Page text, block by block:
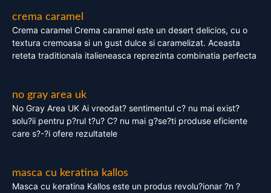
crema caramel
Crema caramel Crema caramel este un desert delicios, cu o
textura cremoasa si un gust dulce si caramelizat. Aceasta
reteta traditionala italieneasca reprezinta combinatia perfecta
no gray area uk
No Gray Area UK Ai vreodat? sentimentul c? nu mai exist?
solu?ii pentru p?rul t?u? C? nu mai g?se?ti produse eficiente
care s?-?i ofere rezultatele
masca cu keratina kallos
Masca cu keratina Kallos este un produs revolu?ionar ?n ?